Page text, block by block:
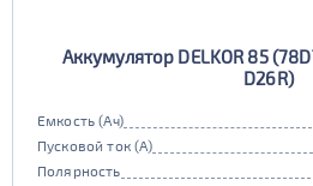
Аккумулятор DELKOR 85
D26R)
Емкость (Ач)
Пусковой ток (А)
Полярность